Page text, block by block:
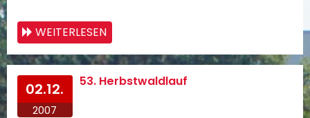
WEITERLESEN
02.12.
2007
53. Herbstwaldlauf